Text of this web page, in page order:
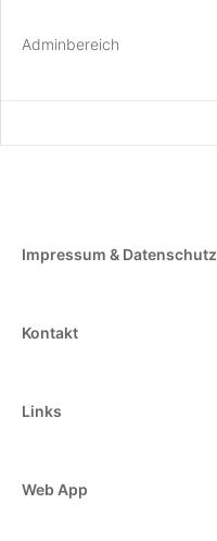
Adminbereich
Impressum & Datenschutz
Kontakt
Links
Web App